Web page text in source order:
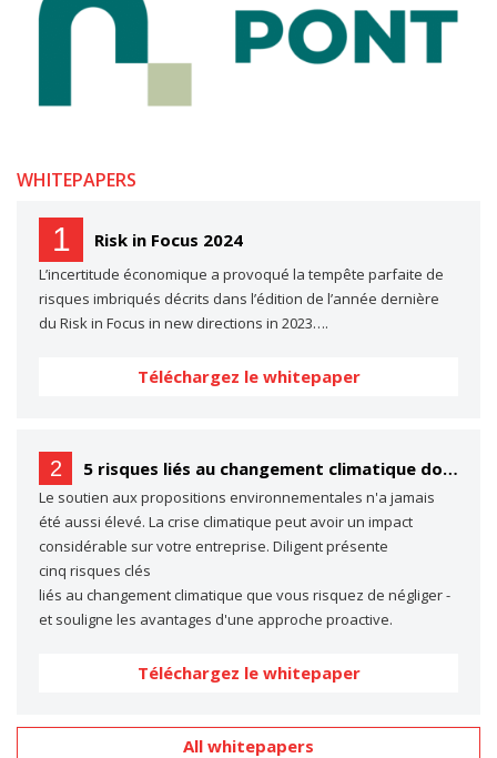
WHITEPAPERS
1 Risk in Focus 2024
L’incertitude économique a provoqué la tempête parfaite de
risques imbriqués décrits dans l’édition de l’année dernière
du Risk in Focus in new directions in 2023….
Téléchargez le whitepaper
2 5 risques liés au changement climatique dont vous ne parlez probablement pas… (mais dont vous devriez parler)
Le soutien aux propositions environnementales n'a jamais
été aussi élevé. La crise climatique peut avoir un impact
considérable sur votre entreprise. Diligent présente
cinq risques clés
liés au changement climatique que vous risquez de négliger -
et souligne les avantages d'une approche proactive.
Téléchargez le whitepaper
All whitepapers